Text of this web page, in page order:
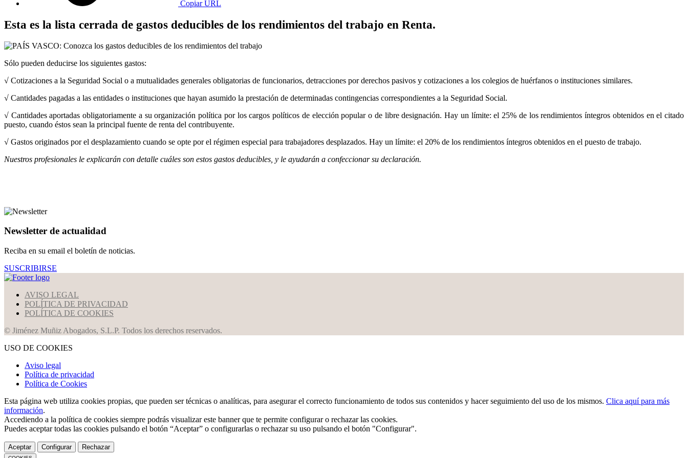
Copiar URL
Esta es la lista cerrada de gastos deducibles de los rendimientos del trabajo en Renta.
Sólo pueden deducirse los siguientes gastos:
√ Cotizaciones a la Seguridad Social o a mutualidades generales obligatorias de funcionarios, detracciones por derechos pasivos y cotizaciones a los colegios de huérfanos o instituciones similares.
√ Cantidades pagadas a las entidades o instituciones que hayan asumido la prestación de determinadas contingencias correspondientes a la Seguridad Social.
√ Cantidades aportadas obligatoriamente a su organización política por los cargos políticos de elección popular o de libre designación. Hay un límite: el 25% de los rendimientos íntegros obtenidos en el citado
puesto, cuando éstos sean la principal fuente de renta del contribuyente.
√ Gastos originados por el desplazamiento cuando se opte por el régimen especial para trabajadores desplazados. Hay un límite: el 20% de los rendimientos íntegros obtenidos en el puesto de trabajo.
Nuestros profesionales le explicarán con detalle cuáles son estos gastos deducibles, y le ayudarán a confeccionar su declaración.
Newsletter de actualidad
Reciba en su email el boletín de noticias.
SUSCRIBIRSE
AVISO LEGAL
POLÍTICA DE PRIVACIDAD
POLÍTICA DE COOKIES
© Jiménez Muñiz Abogados, S.L.P. Todos los derechos reservados.
USO DE COOKIES
Aviso legal
Política de privacidad
Política de Cookies
Esta página web utiliza cookies propias, que pueden ser técnicas o analíticas, para asegurar el correcto funcionamiento de todos sus contenidos y hacer seguimiento del uso de los mismos. Clica aquí para más
información.
Accediendo a la política de cookies siempre podrás visualizar este banner que te permite configurar o rechazar las cookies.
Puedes aceptar todas las cookies pulsando el botón “Aceptar” o configurarlas o rechazar su uso pulsando el botón "Configurar".
Aceptar Configurar Rechazar